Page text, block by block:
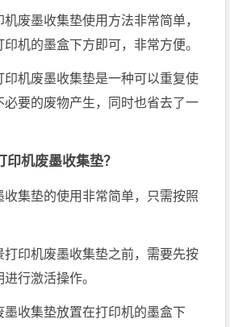
机废墨收集垫使用方法非常简单，
机的墨盒下方即可，非常方便。
印机废墨收集垫是一种可以重复使
必要的废物产生，同时也省去了一
机废墨收集垫？
收集垫的使用非常简单，只需按照
打印机废墨收集垫之前，需要先按
行激活操作。
墨收集垫放置在打印机的墨盒下